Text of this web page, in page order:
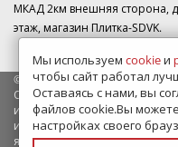
МКАД 2км внешняя сторона,
этаж, магазин Плитка-SDVK.
© 2009—2026 г. Все права
Обращаем Ваше внимание на
исключительно
информационные материалы
являются публичной
Мы используем cookieи
чтобы сайт работал
Оставаясь с нами, вы
файлов cookie.Вы
настройках своего